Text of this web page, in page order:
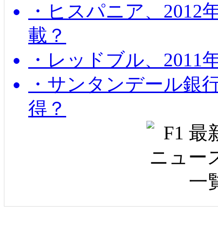
・ヒスパニア、2012
載？
・レッドブル、2011
・サンタンデール銀
得？